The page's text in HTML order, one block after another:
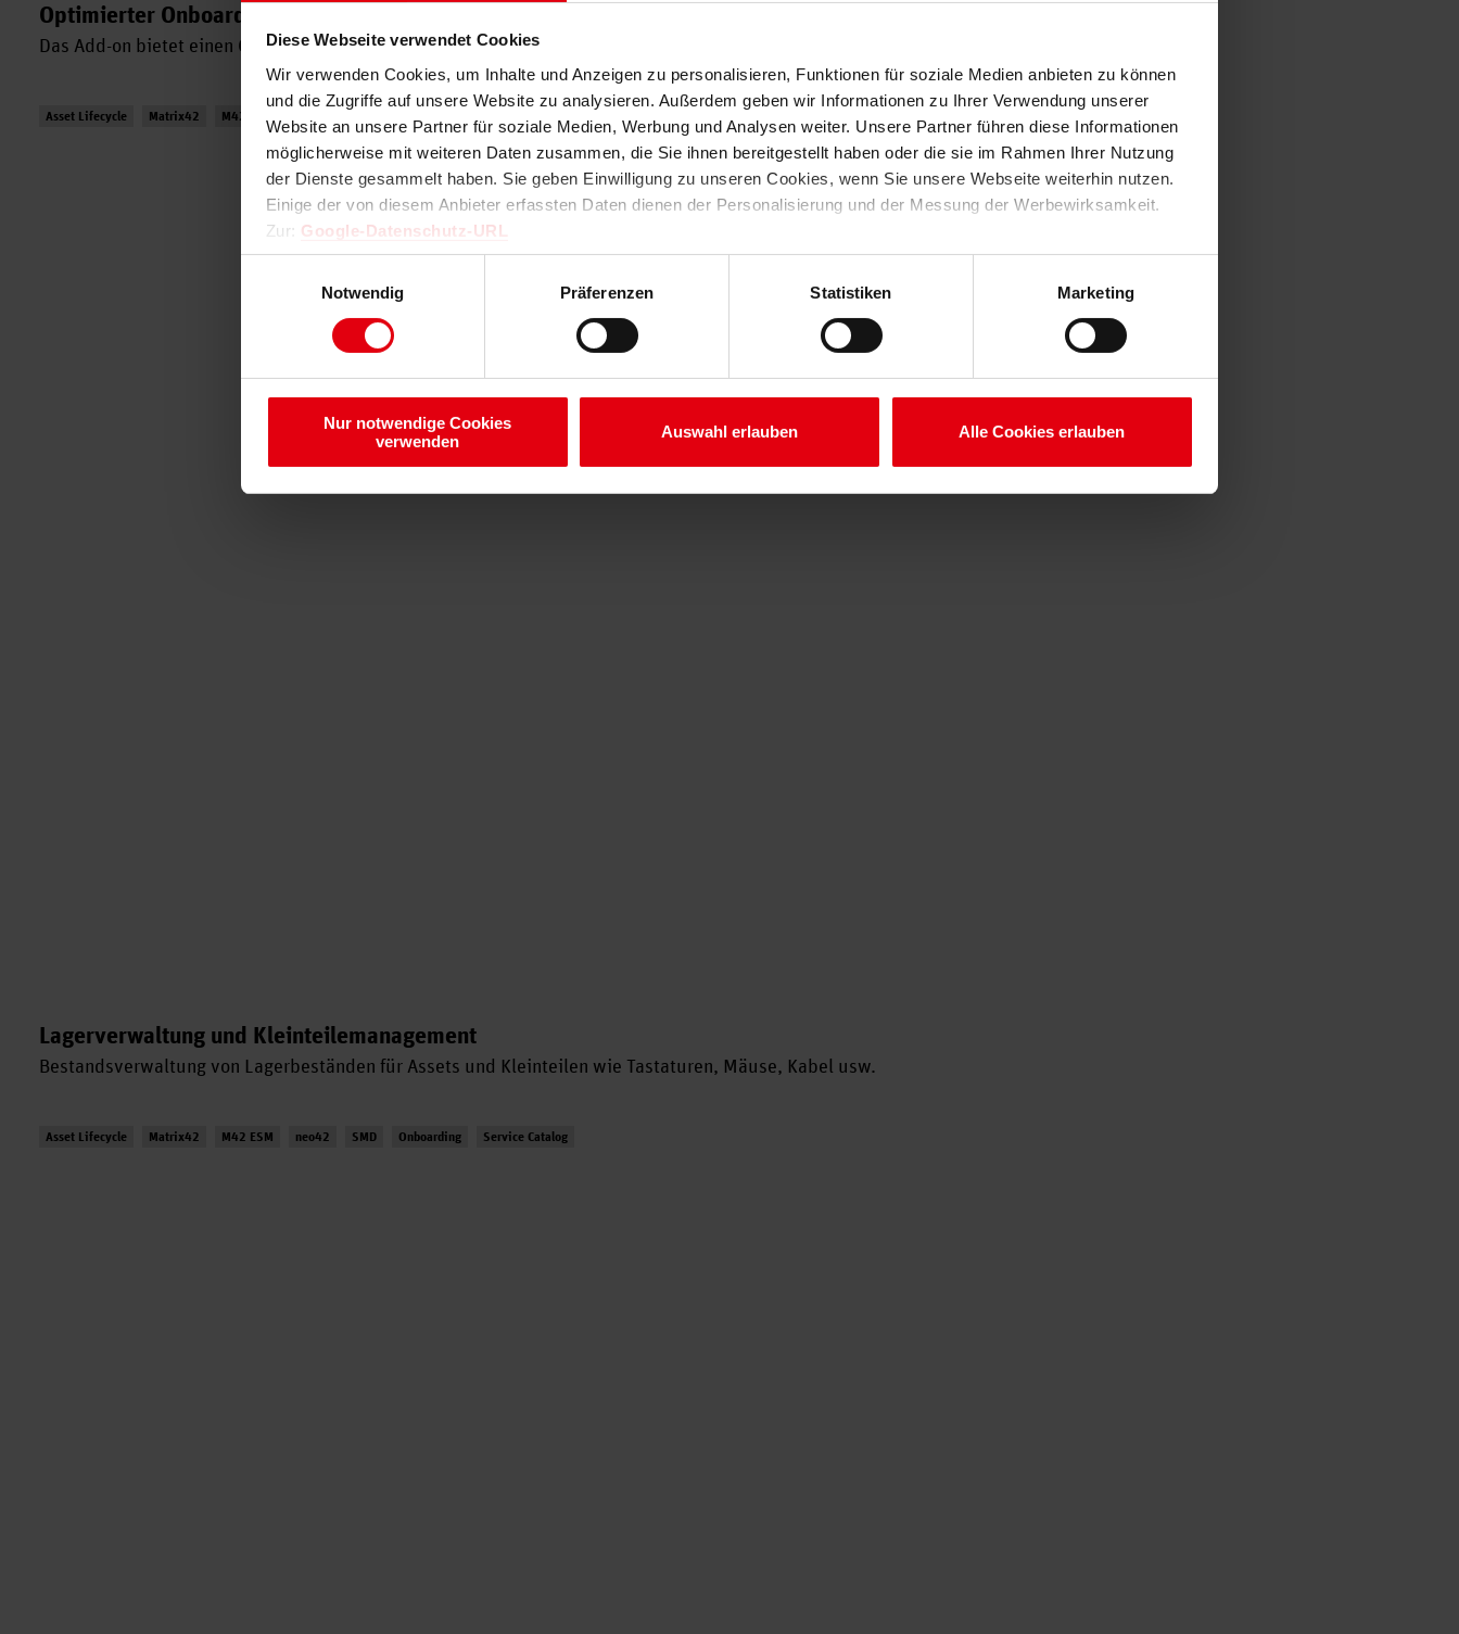
Diese Webseite verwendet Cookies
Wir verwenden Cookies, um Inhalte und Anzeigen zu personalisieren, Funktionen für soziale Medien anbieten zu können
und die Zugriffe auf unsere Website zu analysieren. Außerdem geben wir Informationen zu Ihrer Verwendung unserer
Website an unsere Partner für soziale Medien, Werbung und Analysen weiter. Unsere Partner führen diese Informationen
möglicherweise mit weiteren Daten zusammen, die Sie ihnen bereitgestellt haben oder die sie im Rahmen Ihrer Nutzung
der Dienste gesammelt haben. Sie geben Einwilligung zu unseren Cookies, wenn Sie unsere Webseite weiterhin nutzen.
Einige der von diesem Anbieter erfassten Daten dienen der Personalisierung und der Messung der Werbewirksamkeit.
Zur: Google-Datenschutz-URL
Notwendig
Präferenzen Statistiken Marketing
Nur notwendige Cookies
verwenden
Auswahl erlauben Alle Cookies erlauben
Optimierter Onboarding Prozess
Das Add-on bietet einen Quick-Link, um Bestellungen für Mitarbeiter aufzugeben.
Asset Lifecycle Matrix42 M42 ESM
Lagerverwaltung und Kleinteilemanagement
Bestandsverwaltung von Lagerbeständen für Assets und Kleinteilen wie Tastaturen, Mäuse, Kabel usw.
Asset Lifecycle Matrix42 M42 ESM neo42 SMD Onboarding Service Catalog